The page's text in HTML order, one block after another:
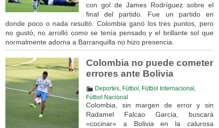
con gol de James Rodríguez sobre el
final del partido. Fue un partido en
donde poco o nada resultó. Colombia ganó los tres puntos, pero
no gustó, no arrolló como se tenía pensado y el brillante sol que
normalmente adorna a Barranquilla no hizo presencia.
Colombia no puede cometer
errores ante Bolivia
Deportes, Fútbol Fútbol Internacional
Fútbol Nacional
Colombia, sin margen de error y sin
Radamel Falcao García, buscará
«cocinar» a Bolivia en la calurosa